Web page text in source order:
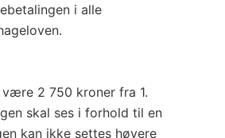
i alle
2 750 kroner fra 1.
skal ses i forhold til en
kan ikke settes høyere